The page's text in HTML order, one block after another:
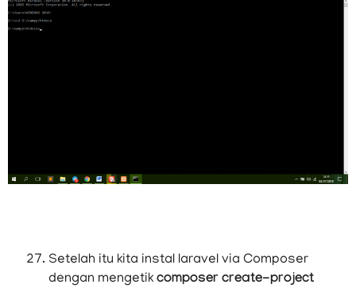
Setelah itu kita instal laravel via Composer
dengan mengetik composer create-project